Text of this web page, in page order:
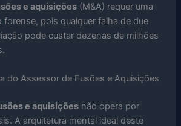
e aquisições (M&A) requer uma
forense, pois qualquer falha de due
pode custar dezenas de milhões
do Assessor de Fusões e Aquisições
e aquisições não opera por
A arquitetura mental ideal deste